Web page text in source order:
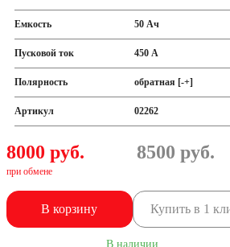
Емкость 50 Ач
Пусковой ток 450 А
Полярность обратная [-+]
Артикул 02262
8000 руб.
при обмене
8500 руб.
В корзину Купить в 1
В наличии